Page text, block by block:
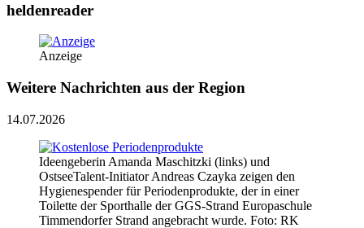
heldenreader
Anzeige
Weitere Nachrichten aus der Region
14.07.2026
Ideengeberin Amanda Maschitzki (links) und
OstseeTalent-Initiator Andreas Czayka zeigen den
Hygienespender für Periodenprodukte, der in einer
Toilette der Sporthalle der GGS-Strand Europaschule
Timmendorfer Strand angebracht wurde. Foto: RK